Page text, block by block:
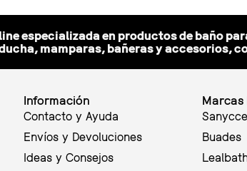
especializada en productos de baño
mamparas, bañeras y accesorios,
Información
Contacto y Ayuda
Envíos y Devoluciones
Ideas y Consejos
Marcas
Buades